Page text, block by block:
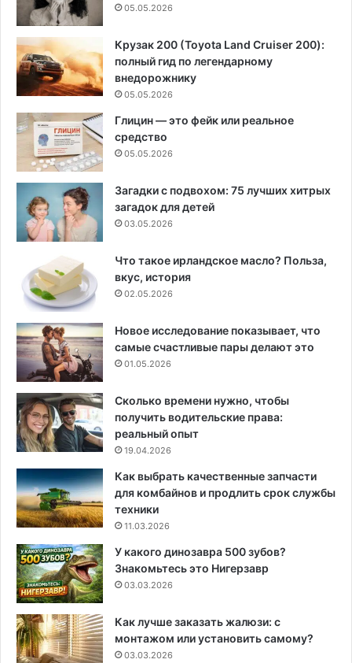
05.05.2026
Крузак 200 (Toyota Land Cruiser 200):
полный гид по легендарному
внедорожнику
05.05.2026
Глицин — это фейк или реальное
средство
05.05.2026
Загадки с подвохом: 75 лучших хитрых
загадок для детей
03.05.2026
Что такое ирландское масло? Польза,
вкус, история
02.05.2026
Новое исследование показывает, что
самые счастливые пары делают это
01.05.2026
Сколько времени нужно, чтобы
получить водительские права:
реальный опыт
19.04.2026
Как выбрать качественные запчасти
для комбайнов и продлить срок службы
техники
11.03.2026
У какого динозавра 500 зубов?
Знакомьтесь это Нигерзавр
03.03.2026
Как лучше заказать жалюзи: с
монтажом или установить самому?
03.03.2026